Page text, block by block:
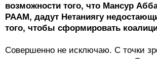
возможности того, что Мансур
РААМ, дадут Нетаниягу
того, чтобы сформировать
Совершенно не исключаю. С точки